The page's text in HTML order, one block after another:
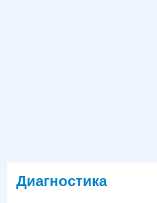
Диагностика